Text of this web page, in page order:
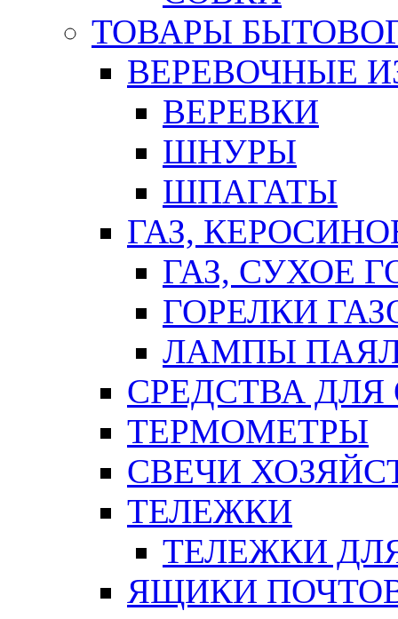
ТОВАРЫ
ВЕРЕВОЧНЫЕ
ВЕРЕВКИ
ШНУРЫ
ШПАГАТЫ
ГАЗ,
ГАЗ, СУХОЕ
ГОРЕЛКИ
ЛАМПЫ
СРЕДСТВА
ТЕРМОМЕТРЫ
СВЕЧИ
ТЕЛЕЖКИ
ТЕЛЕЖКИ
ЯЩИКИ